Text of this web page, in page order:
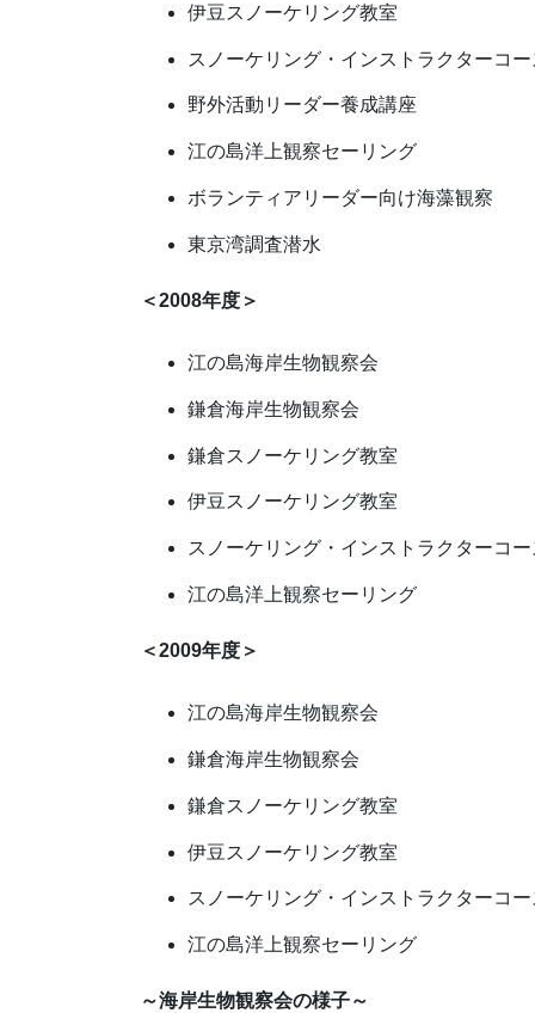
伊豆スノーケリング教室
スノーケリング・インストラクターコー
野外活動リーダー養成講座
江の島洋上観察セーリング
ボランティアリーダー向け海藻観察
東京湾調査潜水
＜2008年度＞
江の島海岸生物観察会
鎌倉海岸生物観察会
鎌倉スノーケリング教室
伊豆スノーケリング教室
スノーケリング・インストラクターコー
江の島洋上観察セーリング
＜2009年度＞
江の島海岸生物観察会
鎌倉海岸生物観察会
鎌倉スノーケリング教室
伊豆スノーケリング教室
スノーケリング・インストラクターコー
江の島洋上観察セーリング
～海岸生物観察会の様子～